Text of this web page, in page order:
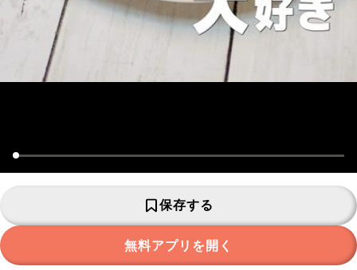
保存する
無料アプリを開く